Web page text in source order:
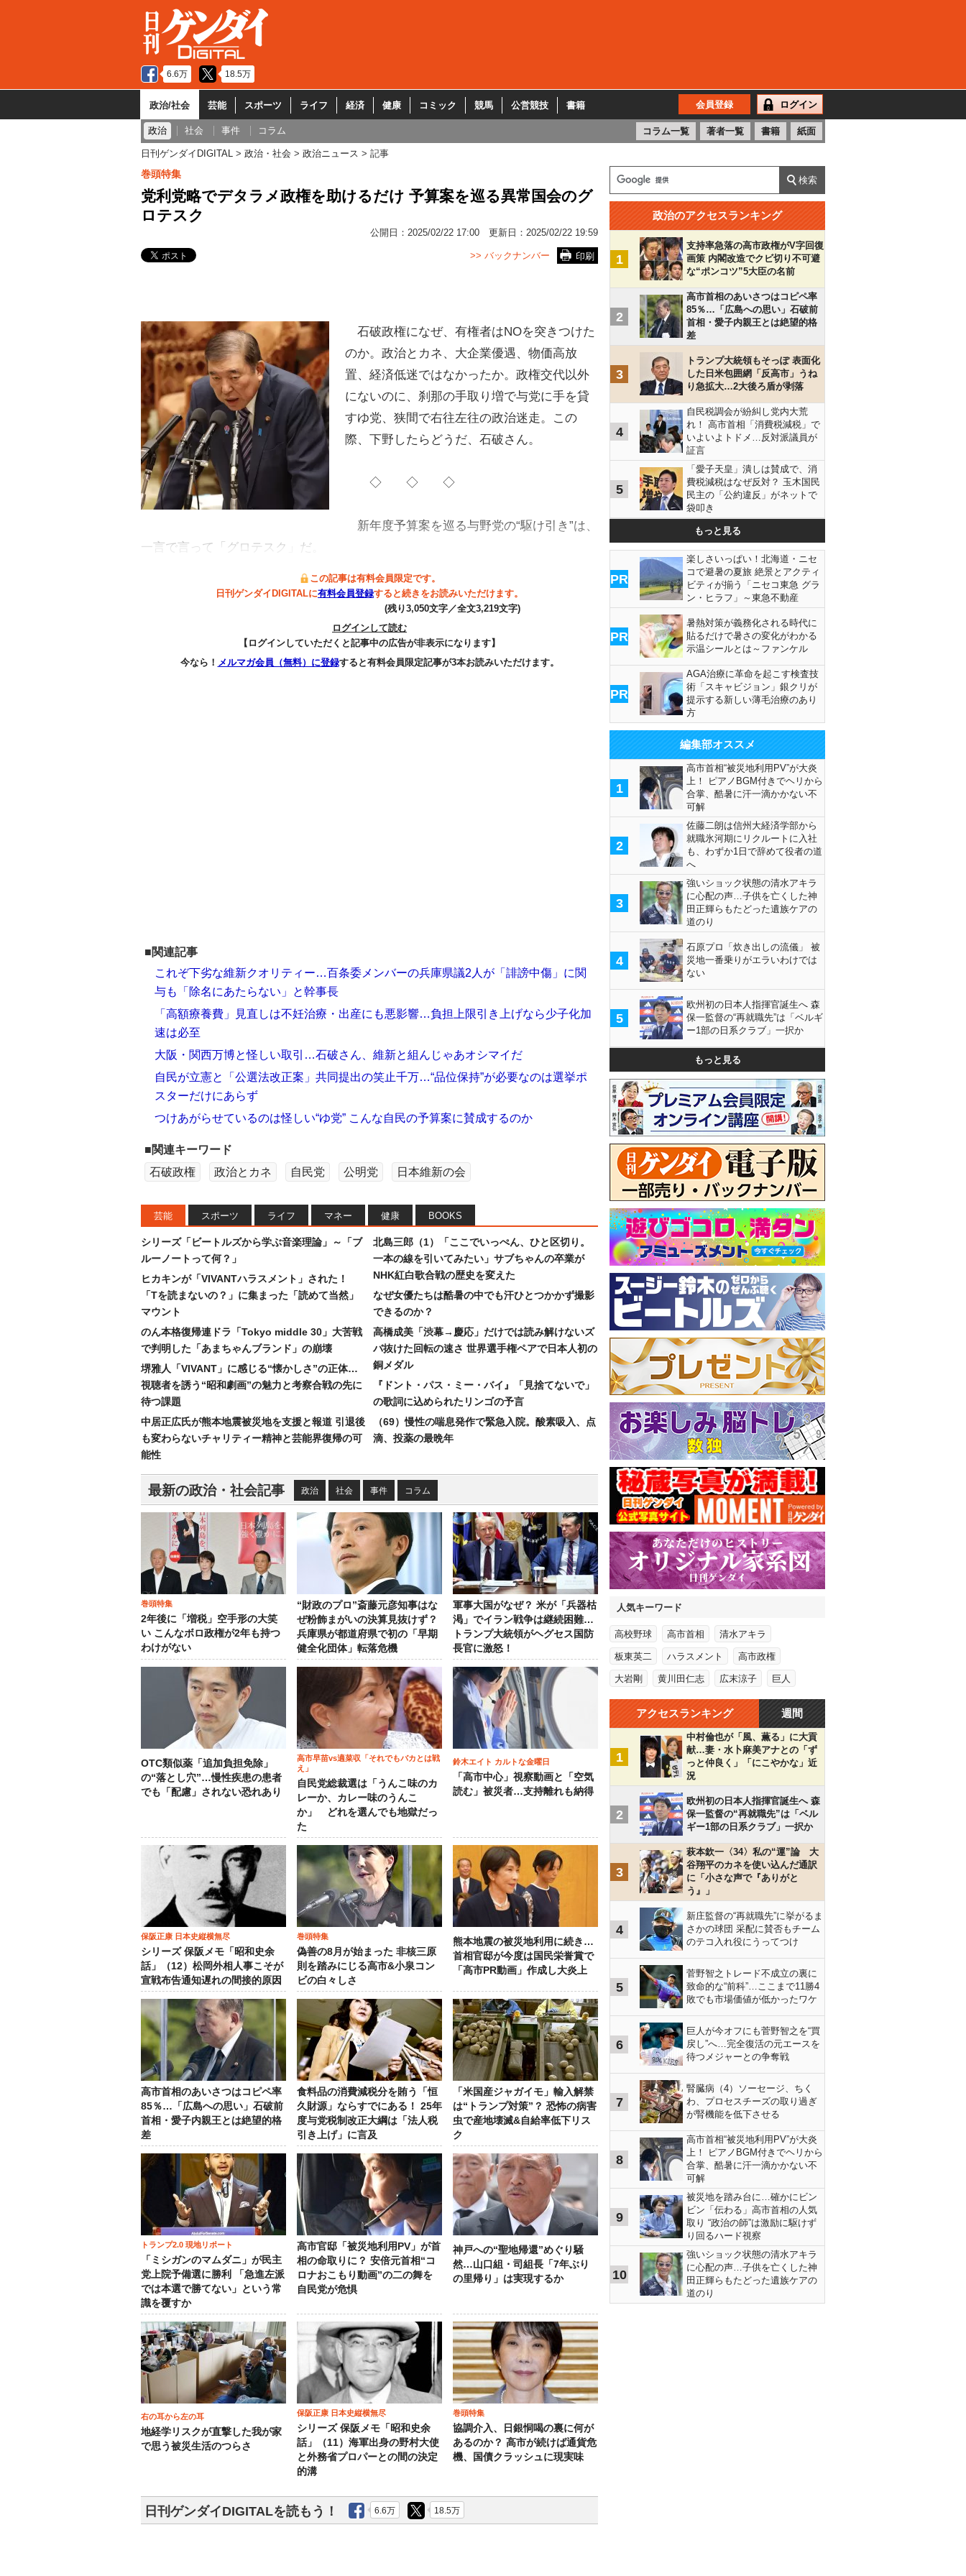
6.6万 18.5万
政治/社会 芸能 スポーツ ライフ 経済 健康 コミック 競馬 公営競技 書籍 会員登録 ログイン
政治 社会 事件 コラム コラム一覧 著者一覧 書籍 紙面
日刊ゲンダイDIGITAL 政治・社会 政治ニュース 記事
巻頭特集
党利党略でデタラメ政権を助けるだけ 予算案を巡る異常国会のグ
ロテスク
公開日： 2025/02/22 17:00 更新日： 2025/02/22 19:59
印刷
>> バックナンバー
石破政権になぜ、有権者はNOを突きつけた
のか。政治とカネ、大企業優遇、物価高放
置、経済低迷ではなかったか。政権交代以外
にないのに、刹那の手取り増で与党に手を貸
すゆ党、狭間で右往左往の政治迷走。この
際、下野したらどうだ、石破さん。
◇ ◇ ◇
新年度予算案を巡る与野党の“駆け引き”は、
一言で言って「グロテスク」だ。
この記事は有料会員限定です。
日刊ゲンダイDIGITALに有料会員登録すると続きをお読みいただけます。
(残り3,050文字／全文3,219文字)
ログインして読む
【ログインしていただくと記事中の広告が非表示になります】
今なら！ メルマガ会員（無料）に登録すると有料会員限定記事が3本お読みいただけます。
■関連記事
これぞ下劣な維新クオリティー…百条委メンバーの兵庫県議2人が「誹謗中傷」に関
与も「除名にあたらない」と幹事長
「高額療養費」見直しは不妊治療・出産にも悪影響…負担上限引き上げなら少子化加
速は必至
大阪・関西万博と怪しい取引…石破さん、維新と組んじゃあオシマイだ
自民が立憲と「公選法改正案」共同提出の笑止千万…“品位保持”が必要なのは選挙ポ
スターだけにあらず
つけあがらせているのは怪しい“ゆ党” こんな自民の予算案に賛成するのか
■関連キーワード
石破政権
政治とカネ 自民党 公明党 日本維新の会
芸能 スポーツ ライフ マネー 健康 BOOKS
シリーズ「ビートルズから学ぶ音楽理論」～「ブ
ルーノートって何？」
ヒカキンが「VIVANTハラスメント」された！
「Tを読まないの？」に集まった「読めて当然」
マウント
のん本格復帰連ドラ「Tokyo middle 30」大苦戦
で判明した「あまちゃんブランド」の崩壊
堺雅人「VIVANT」に感じる“懐かしさ”の正体…
視聴者を誘う“昭和劇画”の魅力と考察合戦の先に
待つ課題
中居正広氏が熊本地震被災地を支援と報道 引退後
も変わらないチャリティー精神と芸能界復帰の可
能性
北島三郎（1）「ここでいっぺん、ひと区切り。
一本の線を引いてみたい」サブちゃんの卒業が
NHK紅白歌合戦の歴史を変えた
なぜ女優たちは酷暑の中でも汗ひとつかかず撮影
できるのか？
高橋成美「渋幕→慶応」だけでは読み解けないズ
バ抜けた回転の速さ 世界選手権ペアで日本人初の
銅メダル
『ドント・パス・ミー・バイ』「見捨てないで」
の歌詞に込められたリンゴの予言
（69）慢性の喘息発作で緊急入院。酸素吸入、点
滴、投薬の最晩年
最新の政治・社会記事 政治 社会 事件 コラム
巻頭特集
2年後に「増税」空手形の大笑
い こんなボロ政権が2年も持つ
わけがない
“財政のプロ”斎藤元彦知事はな
ぜ粉飾まがいの決算見抜けず？
兵庫県が都道府県で初の「早期
健全化団体」転落危機
軍事大国がなぜ？ 米が「兵器枯
渇」でイラン戦争は継続困難…
トランプ大統領がヘグセス国防
長官に激怒！
OTC類似薬「追加負担免除」
の“落とし穴”…慢性疾患の患者
でも「配慮」されない恐れあり
高市早苗vs適菜収「それでもバカとは戦
え」
自民党総裁選は「うんこ味のカ
レーか、カレー味のうんこ
か」 どれを選んでも地獄だっ
た
鈴木エイト カルトな金曜日
「高市中心」視察動画と「空気
読む」被災者…支持離れも納得
保阪正康 日本史縦横無尽
シリーズ 保阪メモ「昭和史余
話」（12）松岡外相人事こそが
宣戦布告通知遅れの間接的原因
巻頭特集
偽善の8月が始まった 非核三原
則を踏みにじる高市&小泉コン
ビの白々しさ
熊本地震の被災地利用に続き…
首相官邸が今度は国民栄誉賞で
「高市PR動画」作成し大炎上
高市首相のあいさつはコピペ率
85％…「広島への思い」石破前
首相・愛子内親王とは絶望的格
差
食料品の消費減税分を賄う「恒
久財源」ならすでにある！ 25年
度与党税制改正大綱は「法人税
引き上げ」に言及
「米国産ジャガイモ」輸入解禁
は“トランプ対策”？ 恐怖の病害
虫で産地壊滅&自給率低下リス
ク
トランプ2.0 現地リポート
「ミシガンのマムダニ」が民主
党上院予備選に勝利 「急進左派
では本選で勝てない」という常
識を覆すか
高市官邸「被災地利用PV」が首
相の命取りに？ 安倍元首相“コ
ロナおこもり動画”の二の舞を
自民党が危惧
神戸への“聖地帰還”めぐり騒
然…山口組・司組長「7年ぶり
の里帰り」は実現するか
右の耳から左の耳
地経学リスクが直撃した我が家
で思う被災生活のつらさ
保阪正康 日本史縦横無尽
シリーズ 保阪メモ「昭和史余
話」（11）海軍出身の野村大使
と外務省プロパーとの間の決定
的溝
巻頭特集
協調介入、日銀恫喝の裏に何が
あるのか？ 高市が続けば通貨危
機、国債クラッシュに現実味
日刊ゲンダイDIGITALを読もう！ 6.6万 18.5万
政治のアクセスランキング
1
支持率急落の高市政権がV字回復
画策 内閣改造でクビ切り不可避
な“ポンコツ”5大臣の名前
2
高市首相のあいさつはコピペ率
85％…「広島への思い」石破前
首相・愛子内親王とは絶望的格
差
3
トランプ大統領もそっぽ 表面化
した日米包囲網「反高市」うね
り急拡大…2大後ろ盾が剥落
4
自民税調会が紛糾し党内大荒
れ！ 高市首相「消費税減税」で
いよいよトドメ…反対派議員が
証言
5
「愛子天皇」潰しは賛成で、消
費税減税はなぜ反対？ 玉木国民
民主の「公約違反」がネットで
袋叩き
もっと見る
PR
楽しさいっぱい！北海道・ニセ
コで避暑の夏旅 絶景とアクティ
ビティが揃う「ニセコ東急 グラ
ン・ヒラフ」～東急不動産
PR
暑熱対策が義務化される時代に
貼るだけで暑さの変化がわかる
示温シールとは～ファンケル
PR
AGA治療に革命を起こす検査技
術「スキャビジョン」銀クリが
提示する新しい薄毛治療のあり
方
編集部オススメ
1
高市首相“被災地利用PV”が大炎
上！ ピアノBGM付きでヘリから
合掌、酷暑に汗一滴かかない不
可解
2
佐藤二朗は信州大経済学部から
就職氷河期にリクルートに入社
も、わずか1日で辞めて役者の道
へ
3
強いショック状態の清水アキラ
に心配の声…子供を亡くした神
田正輝らもたどった遺族ケアの
道のり
4
石原プロ「炊き出しの流儀」 被
災地一番乗りがエラいわけでは
ない
5
欧州初の日本人指揮官誕生へ 森
保一監督の“再就職先”は「ベルギ
ー1部の日系クラブ」一択か
もっと見る
人気キーワード
高校野球 高市首相 清水アキラ
板東英二 ハラスメント 高市政権
大岩剛 黄川田仁志 広末涼子 巨人
アクセスランキング 週間
1
中村倫也が「風、薫る」に大貢
献…妻・水卜麻美アナとの「ず
っと仲良く」「にこやかな」近
況
2
欧州初の日本人指揮官誕生へ 森
保一監督の“再就職先”は「ベル
ギー1部の日系クラブ」一択か
3
萩本欽一〈34〉私の“運”論 大
谷翔平のカネを使い込んだ通訳
に「小さな声で『ありがと
う』」
4
新庄監督の“再就職先”に挙がるま
さかの球団 采配に賛否もチーム
のテコ入れ役にうってつけ
5
菅野智之トレード不成立の裏に
致命的な“前科”…ここまで11勝4
敗でも市場価値が低かったワケ
6
巨人が今オフにも菅野智之を“買
戻し”へ…完全復活の元エースを
待つメジャーとの争奪戦
7
腎臓病（4）ソーセージ、ちく
わ、プロセスチーズの取り過ぎ
が腎機能を低下させる
8
高市首相“被災地利用PV”が大炎
上！ ピアノBGM付きでヘリから
合掌、酷暑に汗一滴かかない不
可解
9
被災地を踏み台に…確かにビン
ビン「伝わる」高市首相の人気
取り “政治の師”は激励に駆けず
り回るハード視察
10
強いショック状態の清水アキラ
に心配の声…子供を亡くした神
田正輝らもたどった遺族ケアの
道のり